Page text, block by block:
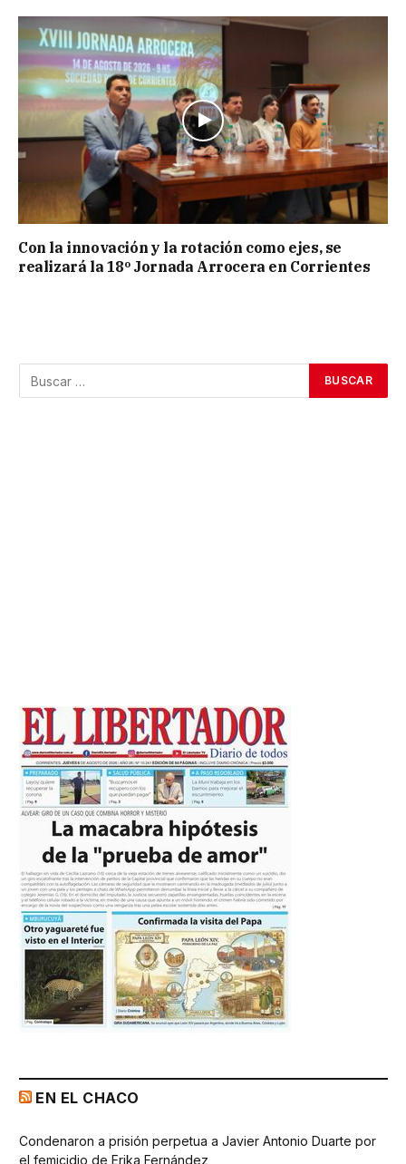
Con la innovación y la rotación como ejes, se
realizará la 18º Jornada Arrocera en Corrientes
EN EL CHACO
Condenaron a prisión perpetua a Javier Antonio Duarte por
el femicidio de Erika Fernández